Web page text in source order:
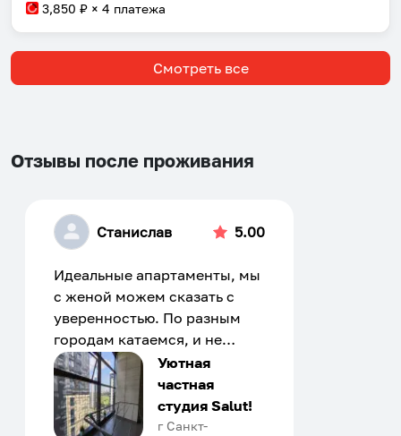
3,850 ₽ × 4 платежа
Смотреть все
Отзывы после проживания
Станислав 5.00
Идеальные апартаменты, мы
с женой можем сказать с
уверенностью. По разным
городам катаемся, и не
только в России. Сервис на
отличном уровне. Хозяин
апартаментов доброй души
человек, всегда можно
Уютная
частная
студия Salut!
г Санкт-